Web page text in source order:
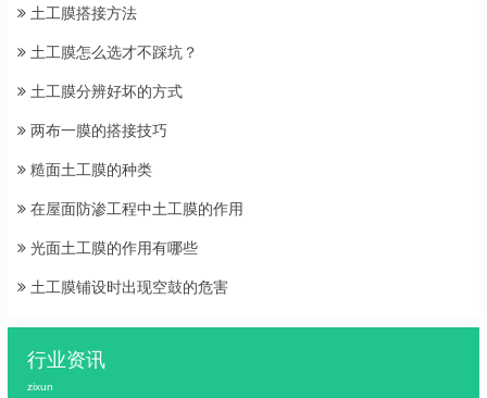
土工膜搭接方法
土工膜怎么选才不踩坑？
土工膜分辨好坏的方式
两布一膜的搭接技巧
糙面土工膜的种类
在屋面防渗工程中土工膜的作用
光面土工膜的作用有哪些
土工膜铺设时出现空鼓的危害
行业资讯
zixun